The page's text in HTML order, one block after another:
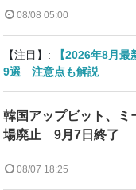
08/08 05:00
【注目】:
【2026年8月
9選 注意点も解説
韓国アップビット、ミ
場廃止 9月7日終了
08/07 18:25